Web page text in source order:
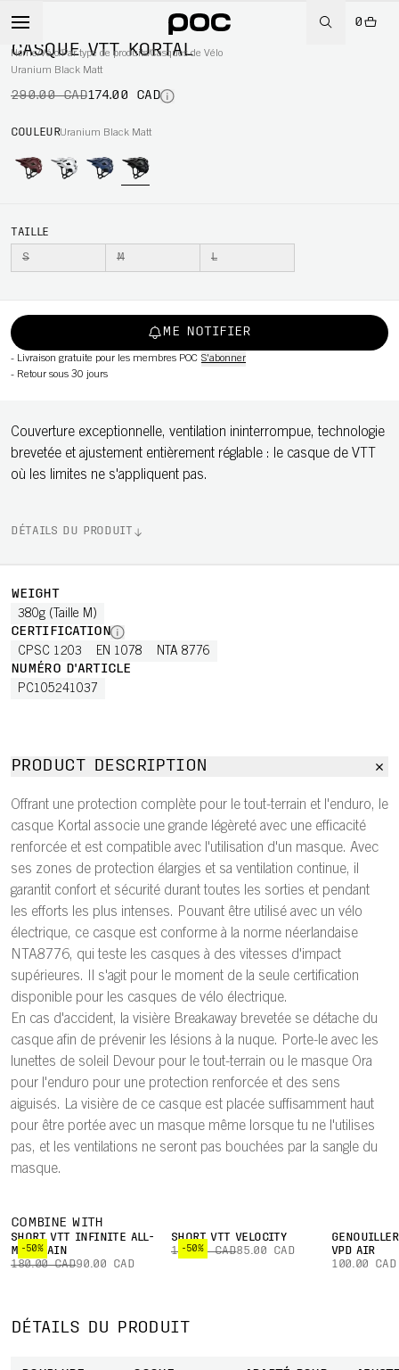
0
Home/Vélo/Par type de produits/Casques de Vélo
-40%
CASQUE VTT KORTAL
Uranium Black Matt
290.00 CAD174.00 CAD
COULEURUranium Black Matt
TAILLE
S M L
ME NOTIFIER
- Livraison gratuite pour les membres POC S'abonner
- Retour sous 30 jours
Couverture exceptionnelle, ventilation ininterrompue, technologie
brevetée et ajustement entièrement réglable : le casque de VTT
où les limites ne s'appliquent pas.
DÉTAILS DU PRODUIT
WEIGHT
380g (Taille M)
CERTIFICATION
CPSC 1203 EN 1078 NTA 8776
NUMÉRO D'ARTICLE
PC105241037
PRODUCT DESCRIPTION
Offrant une protection complète pour le tout-terrain et l'enduro, le
casque Kortal associe une grande légèreté avec une efficacité
renforcée et est compatible avec l'utilisation d'un masque. Avec
ses zones de protection élargies et sa ventilation continue, il
garantit confort et sécurité durant toutes les sorties et pendant
les efforts les plus intenses. Pouvant être utilisé avec un vélo
électrique, ce casque est conforme à la norme néerlandaise
NTA8776, qui teste les casques à des vitesses d'impact
supérieures. Il s'agit pour le moment de la seule certification
disponible pour les casques de vélo électrique.
En cas d'accident, la visière Breakaway brevetée se détache du
casque afin de prévenir les lésions à la nuque. Porte-le avec les
lunettes de soleil Devour pour le tout-terrain ou le masque Ora
pour l'enduro pour une protection renforcée et des sens
aiguisés. La visière de ce casque est placée suffisamment haut
pour être portée avec un masque même lorsque tu ne l'utilises
pas, et les ventilations ne seront pas bouchées par la sangle du
masque.
COMBINE WITH
-50%
SHORT VTT INFINITE ALL-
MOUNTAIN
180.00 CAD90.00 CAD
-50%
SHORT VTT VELOCITY
170.00 CAD85.00 CAD
VPD AIR
100.00 CAD
DÉTAILS DU PRODUIT